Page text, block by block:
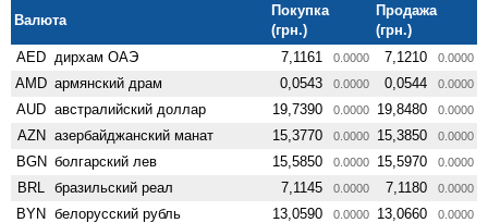
Валюта
Покупка
(грн.)
Продажа
(грн.)
AED дирхам ОАЭ 7,1161 0.0000 7,1210 0.0000
AMD армянский драм 0,0543 0.0000 0,0544 0.0000
AUD австралийский доллар 19,7390 0.0000 19,8480 0.0000
AZN азербайджанский манат 15,3770 0.0000 15,3850 0.0000
BGN болгарский лев 15,5850 0.0000 15,5970 0.0000
BRL бразильский реал 7,1145 0.0000 7,1180 0.0000
BYN белорусский рубль 13,0590 0.0000 13,0660 0.0000